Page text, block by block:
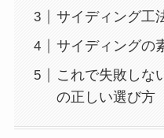
サイディング工
サイディングの
これで失敗しな
の正しい選び方